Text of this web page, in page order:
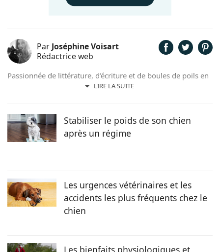
Par Joséphine Voisart
Rédactrice web
LIRE LA SUITE
Passionnée de littérature, d’écriture et de boules de poils en
tout genre, c’est tout naturellement que Joséphine a décidé
l’inspiration et la joie de vivre au quotidien !
Stabiliser le poids de son chien
après un régime
Les urgences vétérinaires et les
accidents les plus fréquents chez le
chien